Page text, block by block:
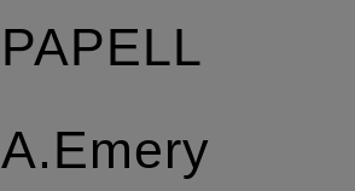
PAPELL
A.Emery